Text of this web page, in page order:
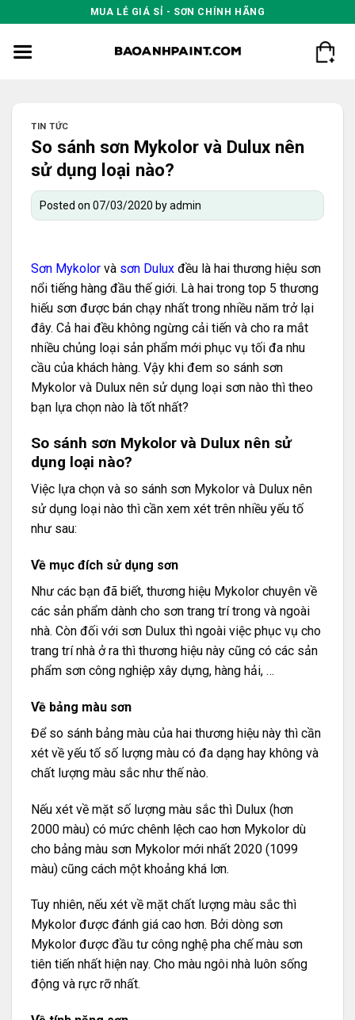
to
content
MUA LẺ GIÁ SỈ - SƠN CHÍNH HÃNG
TIN TỨC
So sánh sơn Mykolor và Dulux nên
sử dụng loại nào?
Posted on 07/03/2020 byadmin
Sơn Mykolor và sơn Dulux đều là hai thương hiệu sơn
nổi tiếng hàng đầu thế giới. Là hai trong top 5 thương
hiếu sơn được bán chạy nhất trong nhiều năm trở lại
đây. Cả hai đều không ngừng cải tiến và cho ra mắt
nhiều chủng loại sản phẩm mới phục vụ tối đa nhu
cầu của khách hàng. Vậy khi đem so sánh sơn
Mykolor và Dulux nên sử dụng loại sơn nào thì theo
bạn lựa chọn nào là tốt nhất?
So sánh sơn Mykolor và Dulux nên sử
dụng loại nào?
Việc lựa chọn và so sánh sơn Mykolor và Dulux nên
sử dụng loại nào thì cần xem xét trên nhiều yếu tố
như sau:
Về mục đích sử dụng sơn
Như các bạn đã biết, thương hiệu Mykolor chuyên về
các sản phẩm dành cho sơn trang trí trong và ngoài
nhà. Còn đối với sơn Dulux thì ngoài việc phục vụ cho
trang trí nhà ở ra thì thương hiệu này cũng có các sản
phẩm sơn công nghiệp xây dựng, hàng hải, …
Về bảng màu sơn
Để so sánh bảng màu của hai thương hiệu này thì cần
xét về yếu tố số lượng màu có đa dạng hay không và
chất lượng màu sắc như thế nào.
Nếu xét về mặt số lượng màu sắc thì Dulux (hơn
2000 màu) có mức chênh lệch cao hơn Mykolor dù
cho bảng màu sơn Mykolor mới nhất 2020 (1099
màu) cũng cách một khoảng khá lơn.
Tuy nhiên, nếu xét về mặt chất lượng màu sắc thì
Mykolor được đánh giá cao hơn. Bởi dòng sơn
Mykolor được đầu tư công nghệ pha chế màu sơn
tiên tiến nhất hiện nay. Cho màu ngôi nhà luôn sống
động và rực rỡ nhất.